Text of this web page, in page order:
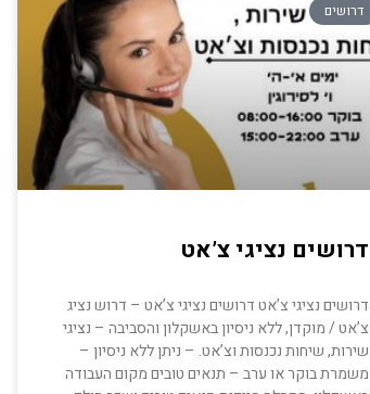
דרושים
דרושים נציגי צ’אט
דרושים נציגי צ’אט דרושים נציגי צ’אט – דרוש נציג
צ’אט / מוקדן, ללא ניסיון באשקלון והסביבה – נציגי
שירות, שיחות נכנסות וצ’אט. – ניתן ללא ניסיון –
משמרת בוקר או ערב – תנאים טובים מקום העבודה